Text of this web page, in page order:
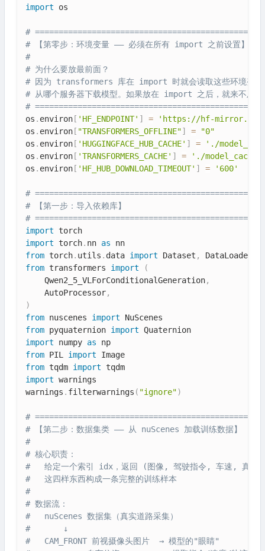
import os
#
# 【第零步：环境变量 —— 必须在所有 import 之前设置】
#
# 为什么要放最前面？
# 因为 transformers 库在 import 时就会读取这些环境变量
# 从哪个服务器下载模型。如果放在 import 之后，就来不及了
#
os . environ [ 'HF_ENDPOINT' ] =
'https://hf-
os . environ [ "TRANSFORMERS_OFFLINE"] =
"0"
os . environ [ 'HUGGINGFACE_HUB_CACHE' ] =
'./
os . environ [ 'TRANSFORMERS_CACHE' ] =
'./model_cache'
os . environ [ 'HF_HUB_DOWNLOAD_TIMEOUT' ] = '600'
#
# 【第一步：导入依赖库】
#
import
import torch. nn as
from torch. utils . data import Dataset ,
from transformers import
(
    Qwen2_5_VLForConditionalGeneration
,
    AutoProcessor
,
)
from nuscenes import
from pyquaternion import
import numpy as
from PIL import
from tqdm import
import warnings
warnings . filterwarnings ( "ignore")
#
# 【第二步：数据集类 —— 从 nuScenes 加载训练数据】
#
# 核心职责：
#   给定一个索引 idx，返回 (图像, 驾驶指令, 车速, 真实
#   这四样东西构成一条完整的训练样本
#
# 数据流：
#   nuScenes 数据集（真实道路采集）
#       ↓
#   CAM_FRONT 前视摄像头图片  → 模型的"眼睛"